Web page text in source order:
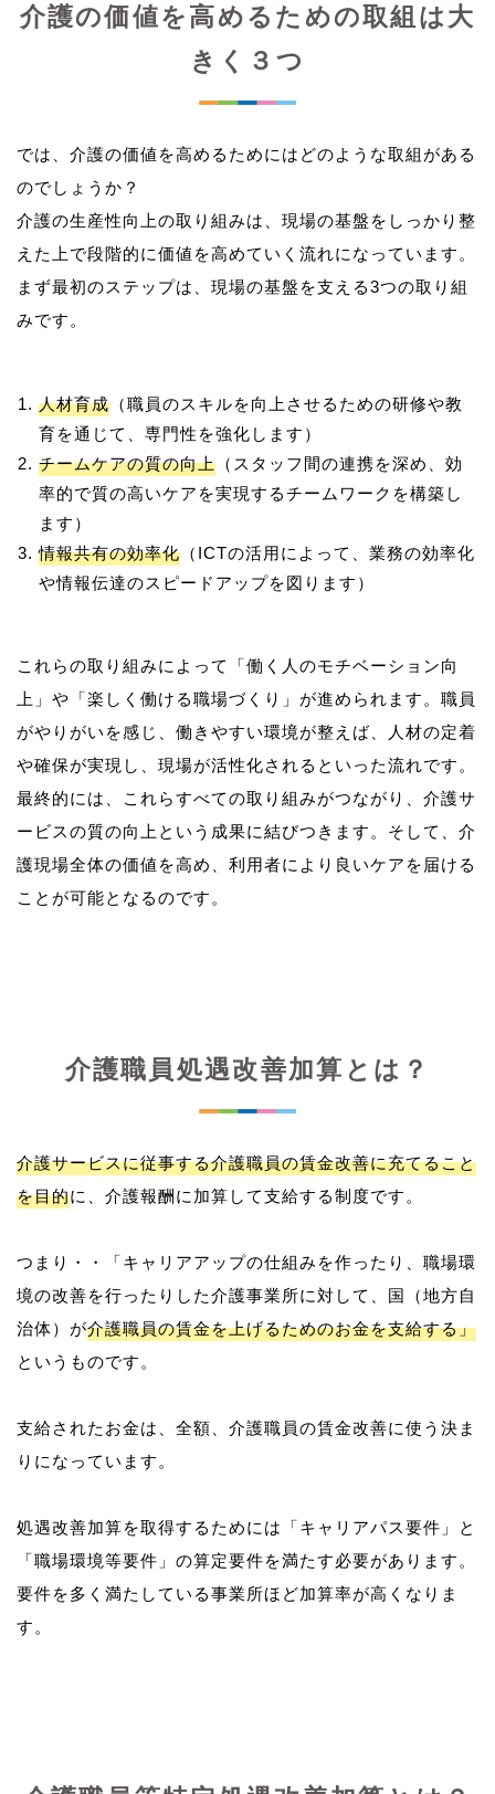
介護の価値を高めるための取組は大
きく３つ
では、介護の価値を高めるためにはどのような取組がある
のでしょうか？
介護の生産性向上の取り組みは、現場の基盤をしっかり整
えた上で段階的に価値を高めていく流れになっています。
まず最初のステップは、現場の基盤を支える3つの取り組
人材育成 （職員のスキルを向上させるための研修や教
育を通じて、専門性を強化します）
チームケアの質の向上 （スタッフ間の連携を深め、効
率的で質の高いケアを実現するチームワークを構築し
ます）
情報共有の効率化 （ICTの活用によって、業務の効率化
や情報伝達のスピードアップを図ります）
これらの取り組みによって「働く人のモチベーション向
上」や「楽しく働ける職場づくり」が進められます。職員
がやりがいを感じ、働きやすい環境が整えば、人材の定着
や確保が実現し、現場が活性化されるといった流れです。
最終的には、これらすべての取り組みがつながり、介護サ
ービスの質の向上という成果に結びつきます。そして、介
護現場全体の価値を高め、利用者により良いケアを届ける
介護職員処遇改善加算とは？
介護サービスに従事する介護職員の賃金改善に充てること
を目的に、介護報酬に加算して支給する制度です。
つまり・・「キャリアアップの仕組みを作ったり、職場環
境の改善を行ったりした介護事業所に対して、国（地方自
治体）が介護職員の賃金を上げるためのお金を支給する」
というものです。
支給されたお金は、全額、介護職員の賃金改善に使う決ま
りになっています。
処遇改善加算を取得するためには「キャリアパス要件」と
「職場環境等要件」の算定要件を満たす必要があります。
要件を多く満たしている事業所ほど加算率が高くなりま
す。